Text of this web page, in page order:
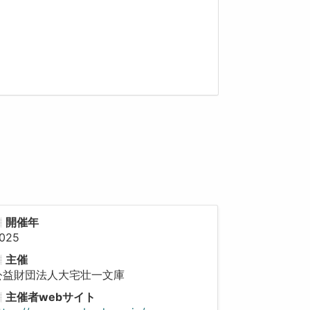
開催年
主催
益財団法人大宅壮一文庫
主催者webサイト